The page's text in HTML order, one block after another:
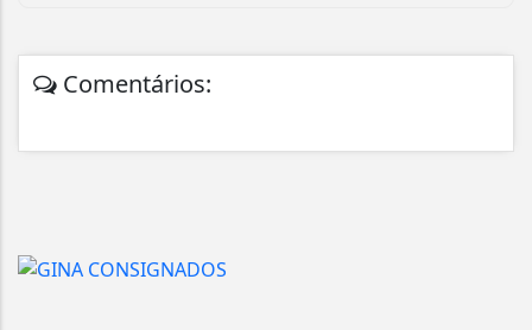
Comentários: